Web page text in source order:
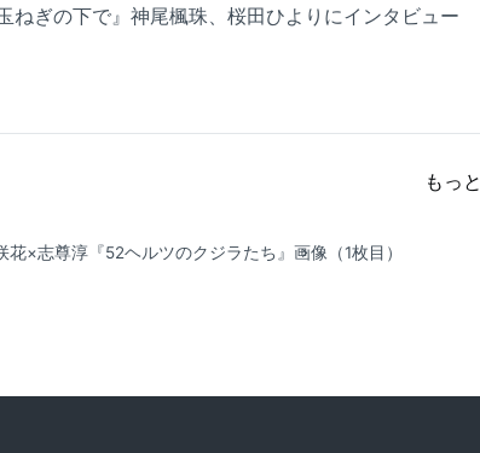
ねぎの下で』神尾楓珠、桜田ひよりにインタビュー
もっ
×志尊淳『52ヘルツのクジラたち』 画像（1枚目）